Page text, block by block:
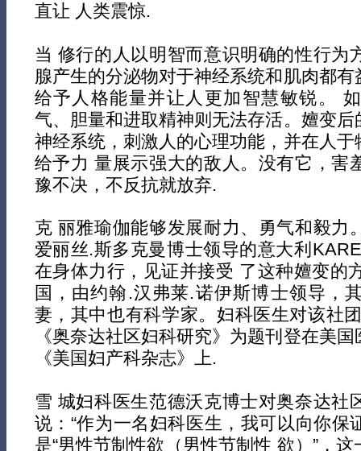
直让 人类震惊.
当 修行的人以明智而意识明确的性行为
腺产生的分泌物对于神经系统和肌肉都
给予人格能量并让人更加智慧敏锐。
气、胆量和进取精神则无法存活。嬗变
神经系统，刺激人的心理功能，并在人
给予力 量展示强大的敌人。没有它，害
豫不决，不反抗就放弃.
克 丽雅瑜伽能够发展耐力、勇气和毅力
爱丽丝.斯多克曼博士领导的意大利
在身体力行，见证并接受 了这种嬗变的
国，由约翰.汉弗莱.诺伊斯博士领导，
妻，其中也有科学家。妇科医生对该社
《奥奈达社区妇科研究》为题刊登在美
《美国妇产科杂志》上.
雪 城妇科医生范德沃克博士对奥奈达社
说：“作为一名妇科医生，我可以向你保
是“男性节制性欲（男性节制性 欲）”，